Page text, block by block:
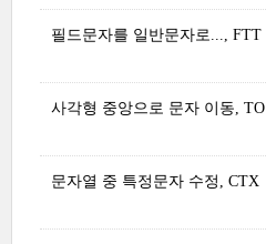
필드문자를 일반문자로..., FTT
사각형 중앙으로 문자 이동, TO
문자열 중 특정문자 수정, CTX